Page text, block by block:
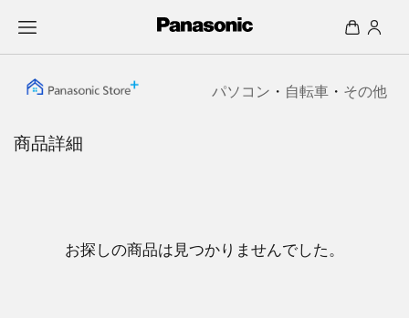
パソコン ・ 自転車 ・ その他
商品詳細
お探しの商品は見つかりませんでした。